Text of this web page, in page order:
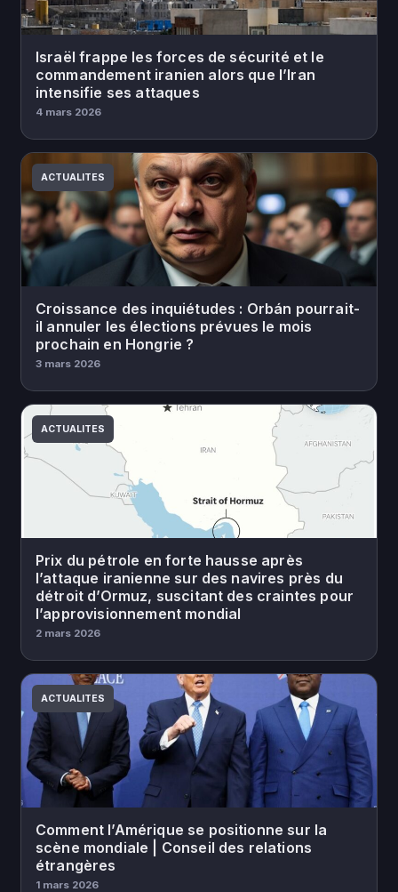
Israël frappe les forces de sécurité et le
commandement iranien alors que l’Iran
intensifie ses attaques
4 mars 2026
ACTUALITES
Croissance des inquiétudes : Orbán pourrait-
il annuler les élections prévues le mois
prochain en Hongrie ?
3 mars 2026
ACTUALITES
Prix du pétrole en forte hausse après
l’attaque iranienne sur des navires près du
détroit d’Ormuz, suscitant des craintes pour
l’approvisionnement mondial
2 mars 2026
ACTUALITES
Comment l’Amérique se positionne sur la
scène mondiale | Conseil des relations
étrangères
1 mars 2026